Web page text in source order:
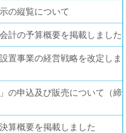
の縦覧について
計の予算概要を掲載しました
置事業の経営戦略を改定しま
の申込及び販売について（締
算概要を掲載しました